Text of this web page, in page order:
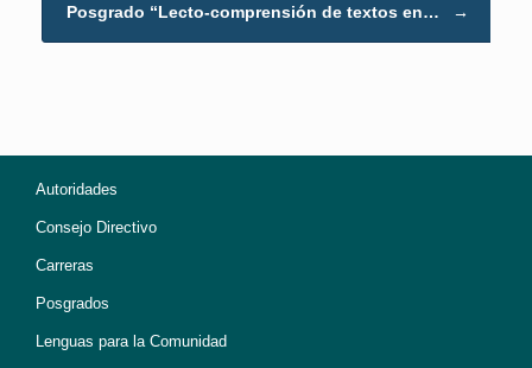
Posgrado “Lecto-comprensión de textos en… →
Autoridades
Consejo Directivo
Carreras
Posgrados
Lenguas para la Comunidad